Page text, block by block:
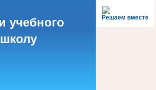
Решаем вместе
учебного